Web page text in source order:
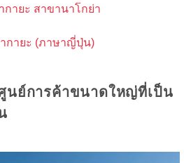
ายะ สาขานาโกย่า
ายะ (ภาษาญี่ปุ่น)
นย์การค้าขนาดใหญ่ที่เป็น